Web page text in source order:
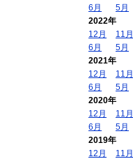
6月
5月
2022年
12月
11月
6月
5月
2021年
12月
11月
6月
5月
2020年
12月
11月
6月
5月
2019年
12月
11月